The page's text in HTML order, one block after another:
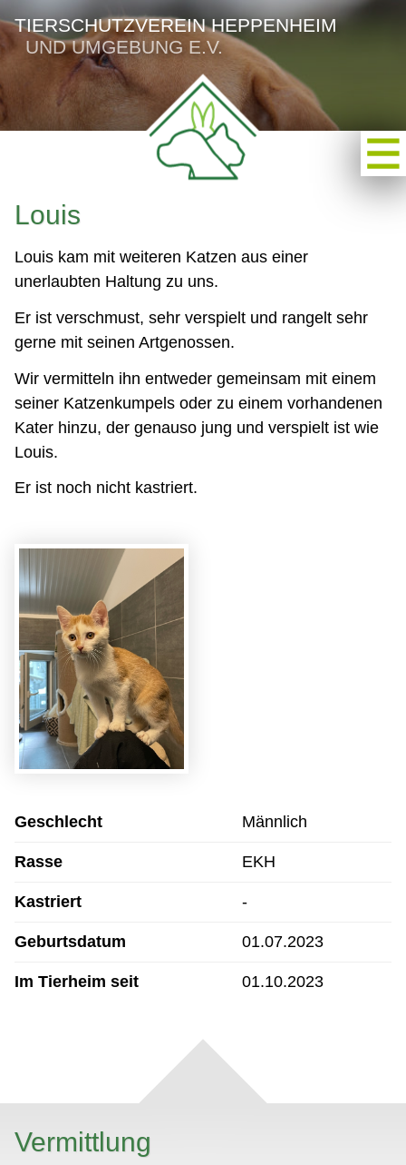
TIERSCHUTZVEREIN HEPPENHEIM
UND UMGEBUNG E.V.
Louis
Louis kam mit weiteren Katzen aus einer
unerlaubten Haltung zu uns.
Er ist verschmust, sehr verspielt und rangelt sehr
gerne mit seinen Artgenossen.
Wir vermitteln ihn entweder gemeinsam mit einem
seiner Katzenkumpels oder zu einem vorhandenen
Kater hinzu, der genauso jung und verspielt ist wie
Louis.
Er ist noch nicht kastriert.
Geschlecht Männlich
Rasse EKH
Kastriert -
Geburtsdatum 01.07.2023
Im Tierheim seit 01.10.2023
Vermittlung